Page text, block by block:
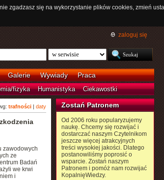
zgadzasz się na wykorzystanie plików cookies, zmień
zaloguj się
Galerie Wywiady Praca
fizyka Humanistyka Ciekawostki
trafności| daty
zawodowych
ze
Badań
we krwi
i
Zostań Patronem
Od 2006 roku popularyzujemy
naukę. Chcemy się rozwijać i
dostarczać naszym Czytelnikom
jeszcze więcej atrakcyjnych
treści wysokiej jakości. Dlatego
postanowiliśmy poprosić o
wsparcie. Zostań naszym
Patronem i pomóż nam rozwijać
KopalnięWiedzy.